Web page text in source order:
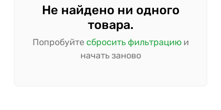
Не найдено ни одного
товара.
Попробуйте сбросить фильтрациюи
начать заново